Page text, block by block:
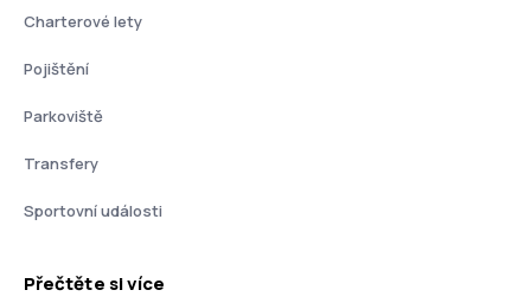
Charterové lety
Pojištění
Parkoviště
Transfery
Sportovní události
Přečtěte si více